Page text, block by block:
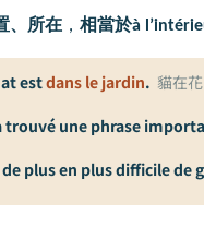
、所在 ， 相當於à
estdans le jardin. 貓在
trouvé une phrase
plus en plus difficile de